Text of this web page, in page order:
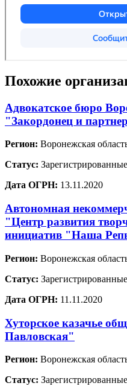
Похожие
Адвокатское бюро
"Закордонец и
Регион: Воронежская
Статус: Зарегистрированные
Дата ОГРН: 13.11.2020
Автономная
"Центр развития
инициатив "Наша
Регион: Воронежская
Статус: Зарегистрированные
Дата ОГРН: 11.11.2020
Хуторское казачье
Павловская"
Регион: Воронежская
Статус: Зарегистрированные